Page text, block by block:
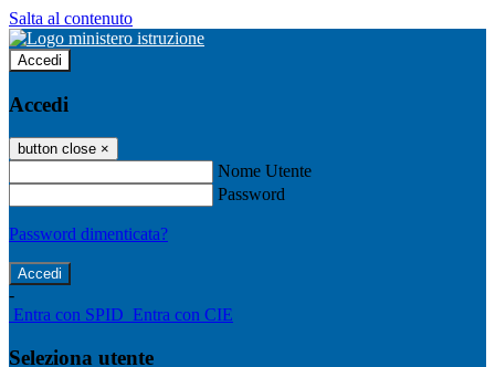
Salta al contenuto
Accedi
Accedi
button close ×
Nome Utente
Password
Password dimenticata?
-
Entra con SPID Entra con CIE
Seleziona utente